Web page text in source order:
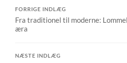
FORRIGE INDLÆG
Fra traditionel til moderne:
æra
NÆSTE INDLÆG